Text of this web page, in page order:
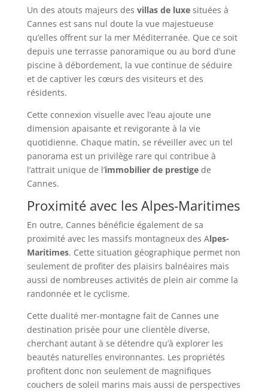
Un des atouts majeurs des villas de luxesituées à
Cannes est sans nul doute la vue majestueuse
qu’elles offrent sur la mer Méditerranée. Que ce soit
depuis une terrasse panoramique ou au bord d’une
piscine à débordement, la vue continue de séduire
et de captiver les cœurs des visiteurs et des
résidents.
Cette connexion visuelle avec l’eau ajoute une
dimension apaisante et revigorante à la vie
quotidienne. Chaque matin, se réveiller avec un tel
panorama est un privilège rare qui contribue à
l’attrait unique de l’immobilier de prestigede
Cannes.
Proximité avec les Alpes-Maritimes
En outre, Cannes bénéficie également de sa
proximité avec les massifs montagneux des Alpes-
Maritimes. Cette situation géographique permet non
seulement de profiter des plaisirs balnéaires mais
aussi de nombreuses activités de plein air comme la
randonnée et le cyclisme.
Cette dualité mer-montagne fait de Cannes une
destination prisée pour une clientèle diverse,
cherchant autant à se détendre qu’à explorer les
beautés naturelles environnantes. Les propriétés
profitent donc non seulement de magnifiques
couchers de soleil marins mais aussi de perspectives